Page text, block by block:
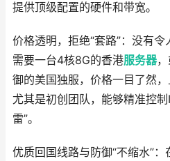
提供顶级配置的硬件和带宽。
价格透明，拒绝“套路”：没有
需要一台4核8G的香港服务器
御的美国独服，价格一目了然，
尤其是初创团队，能够精准控
雷”。
优质回国线路与防御“不缩水”：